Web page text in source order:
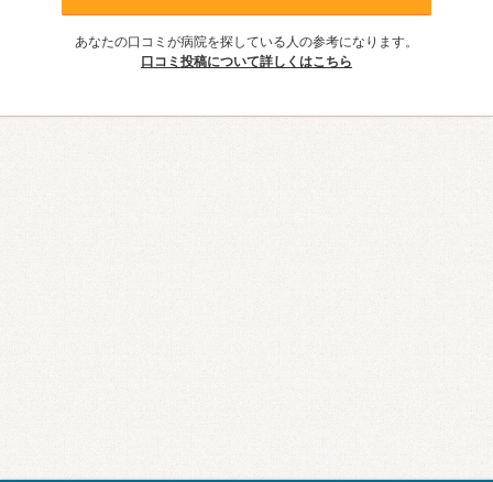
あなたの口コミが病院を探している人の参考になります。
口コミ投稿について詳しくはこちら